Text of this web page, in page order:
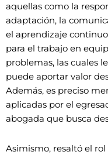
aquellas como la
adaptación, la
el aprendizaje
para el trabajo en
problemas, las cuales
puede aportar valor
Además, es preciso
aplicadas por el
abogada que busca
Asimismo, resaltó el